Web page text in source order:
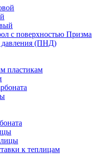
с поверхностью Призма
давления (ПНД)
пластикам
к теплицам